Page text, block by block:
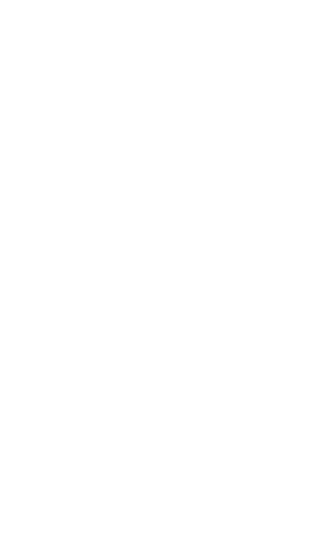
Arłamów, Augustów, Babice Stare,